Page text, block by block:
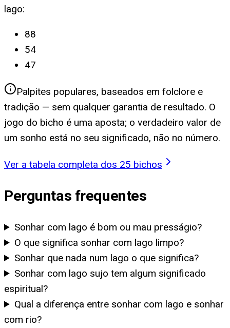
lago:
88
54
47
Palpites populares, baseados em folclore e
tradição — sem qualquer garantia de resultado. O
jogo do bicho é uma aposta; o verdadeiro valor de
um sonho está no seu significado, não no número.
Ver a tabela completa dos 25 bichos
Perguntas frequentes
Sonhar com lago é bom ou mau presságio?
O que significa sonhar com lago limpo?
Sonhar que nada num lago o que significa?
Sonhar com lago sujo tem algum significado
espiritual?
Qual a diferença entre sonhar com lago e sonhar
com rio?